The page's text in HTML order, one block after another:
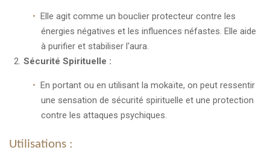
Elle agit comme un bouclier protecteur contre les
énergies négatives et les influences néfastes. Elle aide
à purifier et stabiliser l'aura.
Sécurité Spirituelle :
En portant ou en utilisant la mokaïte, on peut ressentir
une sensation de sécurité spirituelle et une protection
contre les attaques psychiques.
Utilisations :